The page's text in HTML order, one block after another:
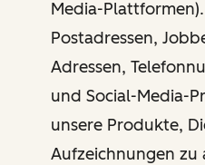
Media-
Postadressen,
Adressen,
und Social-Media-
unsere Produkte,
Aufzeichnungen zu